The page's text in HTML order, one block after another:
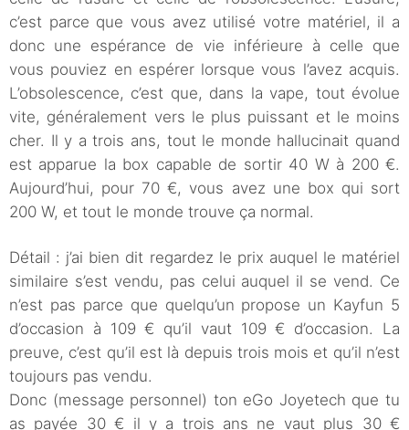
c’est parce que vous avez utilisé votre matériel, il a
donc une espérance de vie inférieure à celle que
vous pouviez en espérer lorsque vous l’avez acquis.
L’obsolescence, c’est que, dans la vape, tout évolue
vite, généralement vers le plus puissant et le moins
cher. Il y a trois ans, tout le monde hallucinait quand
est apparue la box capable de sortir 40 W à 200 €.
Aujourd’hui, pour 70 €, vous avez une box qui sort
200 W, et tout le monde trouve ça normal.
Détail : j’ai bien dit regardez le prix auquel le matériel
similaire s’est vendu, pas celui auquel il se vend. Ce
n’est pas parce que quelqu’un propose un Kayfun 5
d’occasion à 109 € qu’il vaut 109 € d’occasion. La
preuve, c’est qu’il est là depuis trois mois et qu’il n’est
toujours pas vendu.
Donc (message personnel) ton eGo Joyetech que tu
as payée 30 € il y a trois ans ne vaut plus 30 €